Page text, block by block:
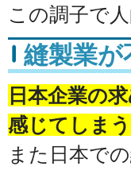
この調子で
縫製業が
日本企業の
感じてしま
また日本で